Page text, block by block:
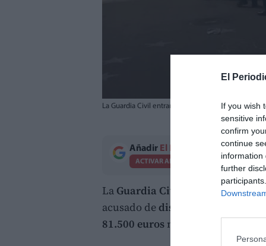
El
If you wish
sensitive
confirm
continue
information
further
La Guardia Civil entrando al domicilio del detenido
Añadir El Periodico de Aquí
ACTIVAR AHORA
La Guardia Civil ha detenido en
acusado de distribuir marihuana
81.500 euros mediante